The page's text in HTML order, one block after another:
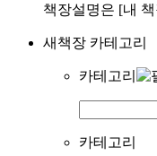
책장설명은 [내
새책장 카테고리
카테고리
카테고리